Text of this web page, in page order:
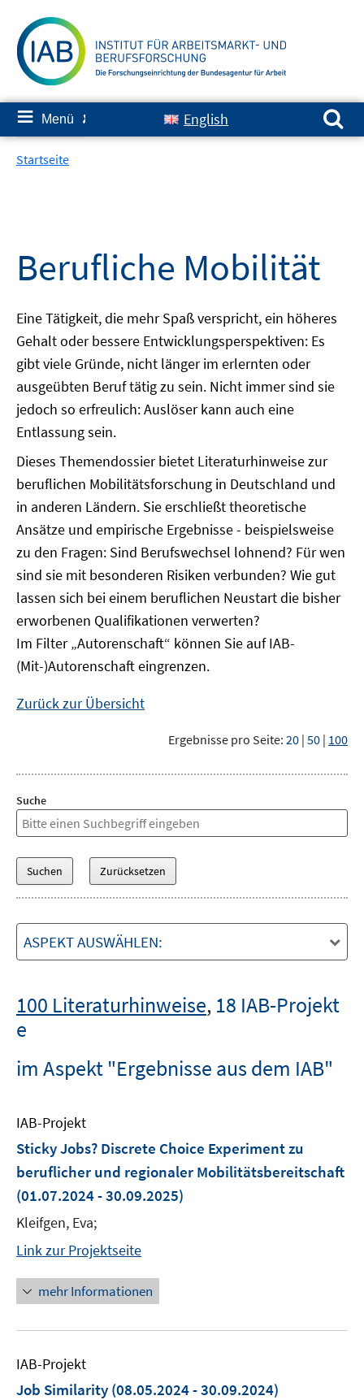
zum
Inhalt
≡ Menü ✘ English
Suchen nach:
Startseite
Berufliche Mobilität
Eine Tätigkeit, die mehr Spaß verspricht, ein höheres
Gehalt oder bessere Entwicklungsperspektiven: Es
gibt viele Gründe, nicht länger im erlernten oder
ausgeübten Beruf tätig zu sein. Nicht immer sind sie
jedoch so erfreulich: Auslöser kann auch eine
Entlassung sein.
Dieses Themendossier bietet Literaturhinweise zur
beruflichen Mobilitätsforschung in Deutschland und
in anderen Ländern. Sie erschließt theoretische
Ansätze und empirische Ergebnisse - beispielsweise
zu den Fragen: Sind Berufswechsel lohnend? Für wen
sind sie mit besonderen Risiken verbunden? Wie gut
lassen sich bei einem beruflichen Neustart die bisher
erworbenen Qualifikationen verwerten?
Im Filter „Autorenschaft“ können Sie auf IAB-
(Mit-)Autorenschaft eingrenzen.
Zurück zur Übersicht
Ergebnisse pro Seite: 20 | 50 | 100
Suche
ASPEKT AUSWÄHLEN:
100 Literaturhinweise, 18 IAB-Projekt
e
im Aspekt "Ergebnisse aus dem IAB"
IAB-Projekt
Sticky Jobs? Discrete Choice Experiment zu
beruflicher und regionaler Mobilitätsbereitschaft
(01.07.2024 - 30.09.2025)
Kleifgen, Eva;
Link zur Projektseite
mehr Informationen
IAB-Projekt
Job Similarity (08.05.2024 - 30.09.2024)